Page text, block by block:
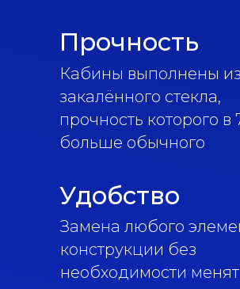
Удобство
Замена любого
конструкции без
необходимости
Прочность
Кабины выполнены из
закалённого стекла,
прочность которого в
больше обычного